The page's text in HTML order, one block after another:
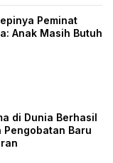
Peminat
Anak Masih Butuh
di Dunia Berhasil
Pengobatan Baru